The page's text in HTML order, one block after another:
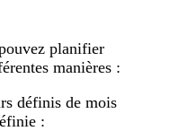
planifier
manières :
définis de mois
: